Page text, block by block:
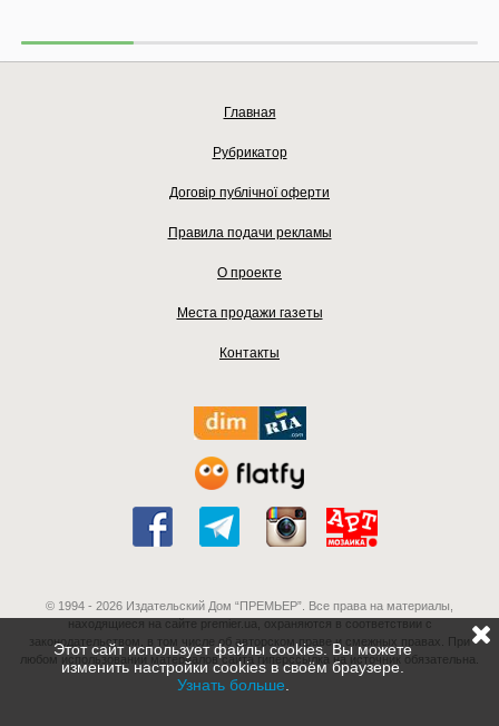
Главная
Рубрикатор
Договір публічної оферти
Правила подачи рекламы
О проекте
Места продажи газеты
Контакты
© 1994 - 2026 Издательский Дом “ПРЕМЬЕР”. Все права на материалы,
находящиеся на сайте premier.ua, охраняются в соответствии с
законодательством, в том числе об авторском праве и смежных правах. При
любом использовании материалов сайта гиперссылка на источник обязательна.
Этот сайт использует файлы cookies. Вы можете
изменить настройки cookies в своём браузере.
Узнать больше